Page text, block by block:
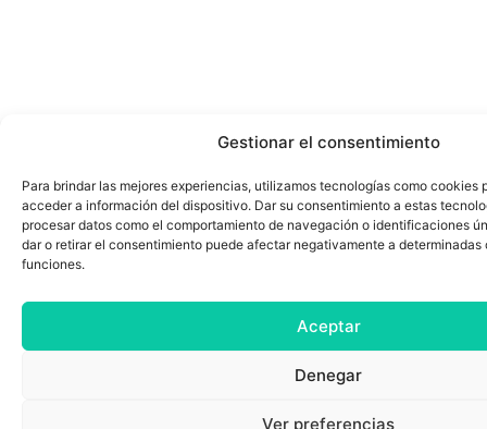
Gestionar el consentimiento
Para brindar las mejores experiencias, utilizamos tecnologías como cookies
acceder a información del dispositivo. Dar su consentimiento a estas
procesar datos como el comportamiento de navegación o identificaciones
dar o retirar el consentimiento puede afectar negativamente a
funciones.
Aceptar
Denegar
Ver preferencias